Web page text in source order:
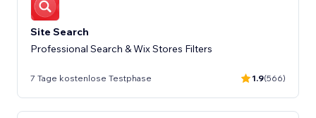
Site Search
Professional Search & Wix Stores Filters
7 Tage kostenlose Testphase 1.9(566)